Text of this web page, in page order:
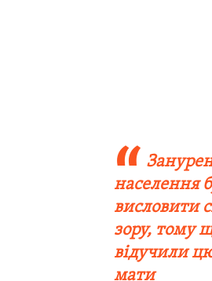
населення
висловити
зору, тому
відучили
мати